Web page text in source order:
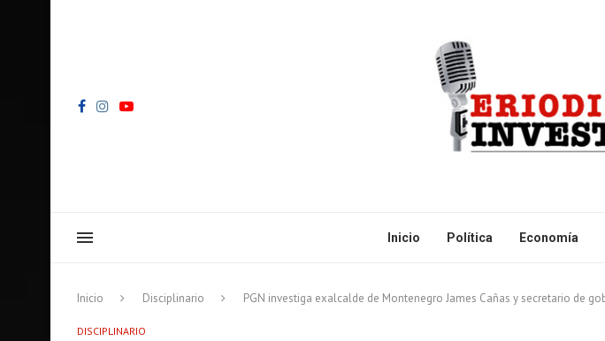
Inicio Política Economía
Inicio Disciplinario PGN investiga exalcalde de Montenegro James Cañas y secretario de
DISCIPLINARIO